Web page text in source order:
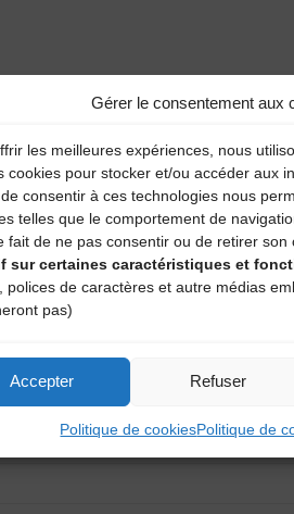
Gérer le consentement aux
les meilleures expériences, nous
cookies pour stocker et/ou accéder aux
consentir à ces technologies nous
telles que le comportement de
fait de ne pas consentir ou de retirer
sur certaines caractéristiques et
polices de caractères et autre médias
pas)
Accepter Refuser
Politique de cookiesPolitique de
sont indiqués avec